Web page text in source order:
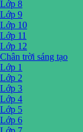
Lớp 8
Lớp 9
Lớp 10
Lớp 11
Lớp 12
Chân trời sáng tạo
Lớp 1
Lớp 2
Lớp 3
Lớp 4
Lớp 5
Lớp 6